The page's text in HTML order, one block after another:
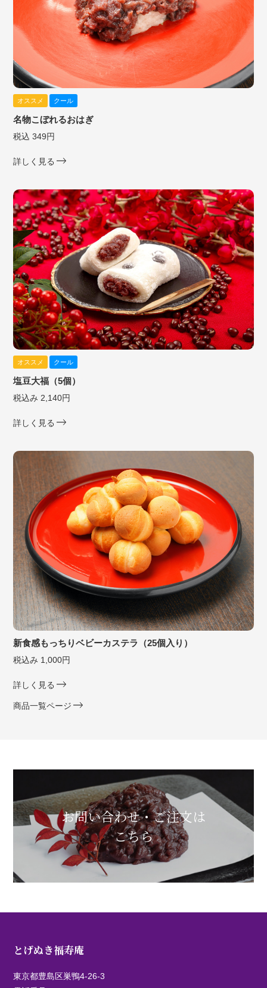
オススメ クール
名物こぼれるおはぎ
税込 349円
詳しく見る
オススメ クール
塩豆大福（5個）
税込み 2,140円
詳しく見る
新食感もっちりベビーカステラ（25個入り）
税込み 1,000円
詳しく見る
商品一覧ページ
お問い合わせ・ご注文は
こちら
とげぬき福寿庵
東京都豊島区巣鴨4-26-3